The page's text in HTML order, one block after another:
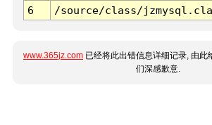
6
/source/class/
www.365jz.com 已经将此出错信息详细记录, 由此
们深感歉意.